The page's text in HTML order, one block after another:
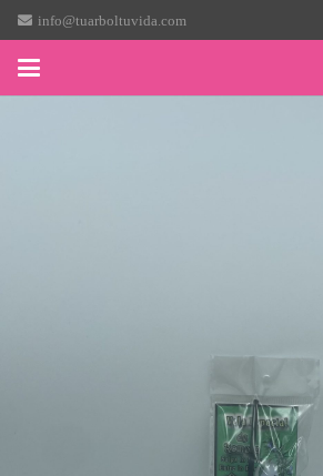
info@tuarboltuvida.com